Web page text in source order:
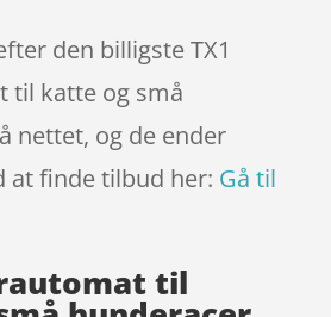
den billigste TX1
til katte og små
nettet, og de ender
at finde tilbud her: Gå til
til